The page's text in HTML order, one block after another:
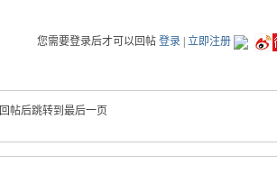
您需要登录后才可以回帖 登录| 立即注册
回帖后跳转到最后一页